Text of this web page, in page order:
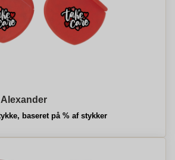
Alexander
baseret på % af stykker